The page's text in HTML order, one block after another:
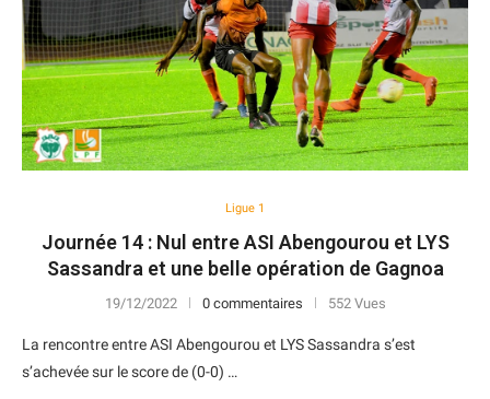
Ligue 1
Journée 14 : Nul entre ASI Abengourou et LYS
Sassandra et une belle opération de Gagnoa
19/12/2022 0 commentaires 552 Vues
La rencontre entre ASI Abengourou et LYS Sassandra s’est
s’achevée sur le score de (0-0) …